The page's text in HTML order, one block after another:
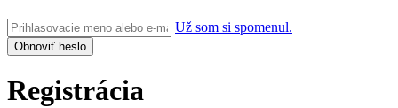
Už som si spomenul.
Registrácia